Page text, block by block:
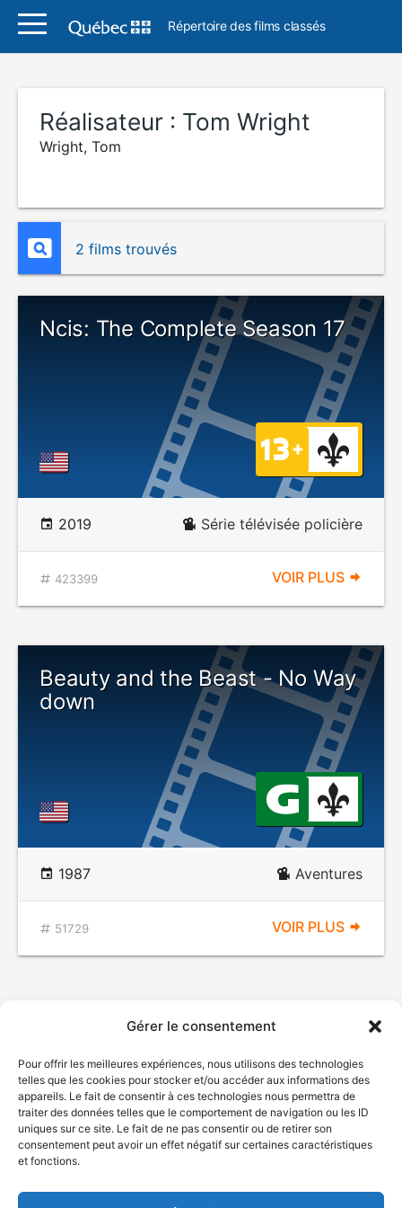
Gérer le consentement
Pour offrir les meilleures expériences, nous utilisons des technologies
telles que les cookies pour stocker et/ou accéder aux informations des
appareils. Le fait de consentir à ces technologies nous permettra de
traiter des données telles que le comportement de navigation ou les ID
uniques sur ce site. Le fait de ne pas consentir ou de retirer son
consentement peut avoir un effet négatif sur certaines caractéristiques
et fonctions.
Répertoire des films classés
Réalisateur : Tom Wright
Wright, Tom
2 films trouvés
Ncis: The Complete Season 17
2019 Série télévisée policière
423399 VOIR PLUS
Beauty and the Beast - No Way
down
1987 Aventures
51729 VOIR PLUS
© Gouvernement du Québec, 2026
Plan du site